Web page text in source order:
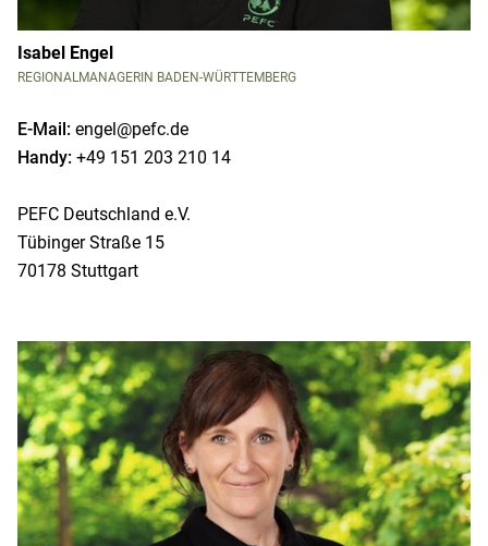
Isabel Engel
REGIONALMANAGERIN BADEN-WÜRTTEMBERG
E-Mail: engel@pefc.de
Handy: +49 151 203 210 14
PEFC Deutschland e.V.
Tübinger Straße 15
70178 Stuttgart